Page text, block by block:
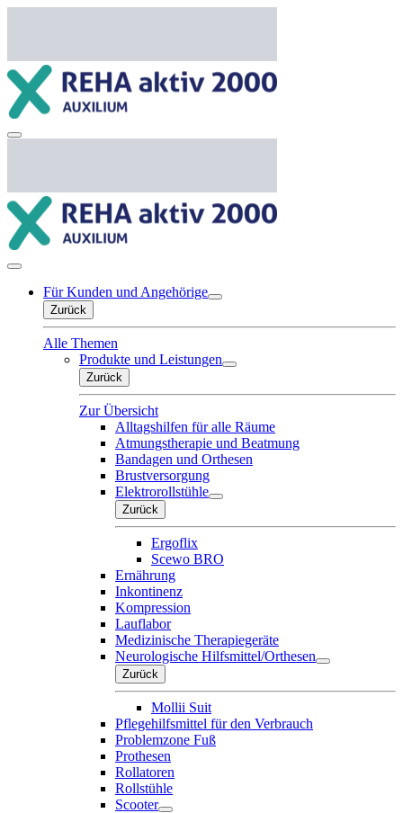
Für Kunden und Angehörige
Zurück
Alle Themen
Produkte und Leistungen
Zurück
Zur Übersicht
Alltagshilfen für alle Räume
Atmungstherapie und Beatmung
Bandagen und Orthesen
Brustversorgung
Elektrorollstühle
Zurück
Ergoflix
Scewo BRO
Ernährung
Inkontinenz
Kompression
Lauflabor
Medizinische Therapiegeräte
Neurologische Hilfsmittel/Orthesen
Zurück
Mollii Suit
Pflegehilfsmittel für den Verbrauch
Problemzone Fuß
Prothesen
Rollatoren
Rollstühle
Scooter